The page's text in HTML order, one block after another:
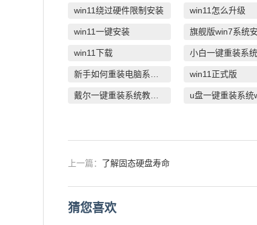
win11绕过硬件限制安装 win11怎么升级
win11一键安装
win11下载
win11正式版
戴尔一键重装系统教育版
上一篇： 了解固态硬盘寿命
猜您喜欢